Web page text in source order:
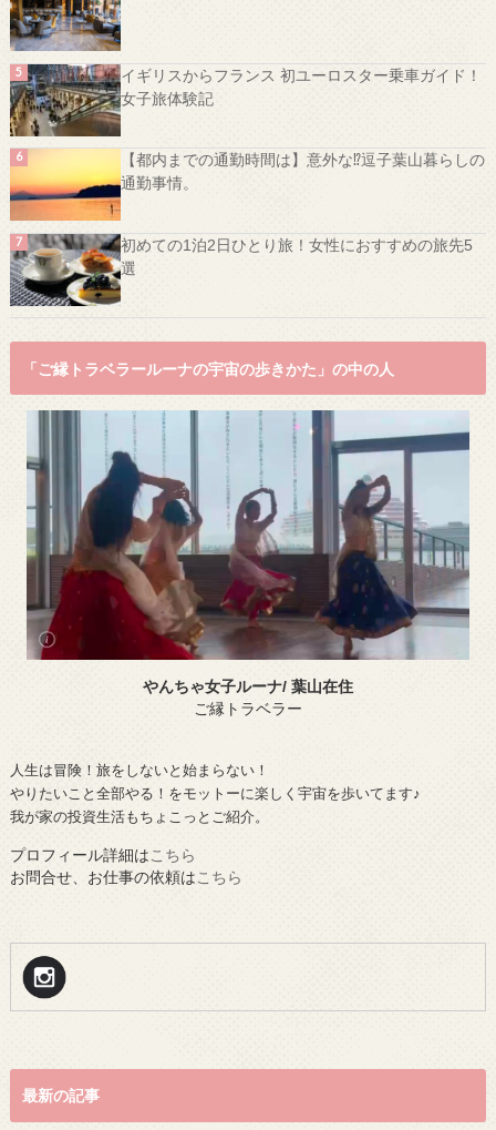
イギリスからフランス 初ユーロスター乗車ガイド！
女子旅体験記
【都内までの通勤時間は】意外な⁉️逗子葉山暮らしの
通勤事情。
初めての1泊2日ひとり旅！女性におすすめの旅先5
選
「ご縁トラベラールーナの宇宙の歩きかた」の中の人
やんちゃ女子ルーナ/ 葉山在住
ご縁トラベラー
人生は冒険！旅をしないと始まらない！
やりたいこと全部やる！をモットーに楽しく宇宙を歩いてます♪
我が家の投資生活もちょこっとご紹介。
プロフィール詳細はこちら
お問合せ、お仕事の依頼はこちら
最新の記事